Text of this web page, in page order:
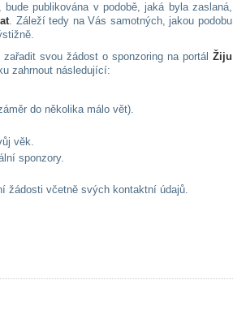
publikována v podobě, jaká byla zaslaná,
. Záleží tedy na Vás samotných, jakou podobu
svou žádost o sponzoring na portál Žiju
zahrnout následující:
do několika málo vět).
věk.
sponzory.
žádosti včetně svých kontaktní údajů.